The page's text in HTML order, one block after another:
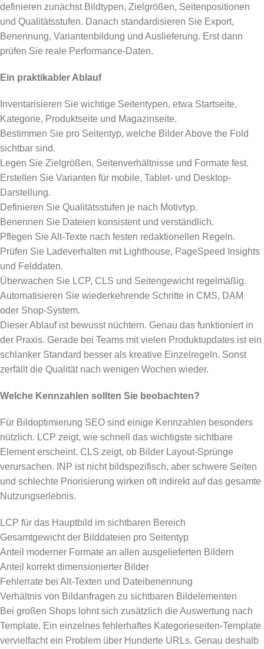
definieren zunächst Bildtypen, Zielgrößen, Seitenpositionen
und Qualitätsstufen. Danach standardisieren Sie Export,
Benennung, Variantenbildung und Auslieferung. Erst dann
prüfen Sie reale Performance-Daten.
Ein praktikabler Ablauf
Inventarisieren Sie wichtige Seitentypen, etwa Startseite,
Kategorie, Produktseite und Magazinseite.
Bestimmen Sie pro Seitentyp, welche Bilder Above the Fold
sichtbar sind.
Legen Sie Zielgrößen, Seitenverhältnisse und Formate fest.
Erstellen Sie Varianten für mobile, Tablet- und Desktop-
Darstellung.
Definieren Sie Qualitätsstufen je nach Motivtyp.
Benennen Sie Dateien konsistent und verständlich.
Pflegen Sie Alt-Texte nach festen redaktionellen Regeln.
Prüfen Sie Ladeverhalten mit Lighthouse, PageSpeed Insights
und Felddaten.
Überwachen Sie LCP, CLS und Seitengewicht regelmäßig.
Automatisieren Sie wiederkehrende Schritte in CMS, DAM
oder Shop-System.
Dieser Ablauf ist bewusst nüchtern. Genau das funktioniert in
der Praxis. Gerade bei Teams mit vielen Produktupdates ist ein
schlanker Standard besser als kreative Einzelregeln. Sonst
zerfällt die Qualität nach wenigen Wochen wieder.
Welche Kennzahlen sollten Sie beobachten?
Für Bildoptimierung SEO sind einige Kennzahlen besonders
nützlich. LCP zeigt, wie schnell das wichtigste sichtbare
Element erscheint. CLS zeigt, ob Bilder Layout-Sprünge
verursachen. INP ist nicht bildspezifisch, aber schwere Seiten
und schlechte Priorisierung wirken oft indirekt auf das gesamte
Nutzungserlebnis.
LCP für das Hauptbild im sichtbaren Bereich
Gesamtgewicht der Bilddateien pro Seitentyp
Anteil moderner Formate an allen ausgelieferten Bildern
Anteil korrekt dimensionierter Bilder
Fehlerrate bei Alt-Texten und Dateibenennung
Verhältnis von Bildanfragen zu sichtbaren Bildelementen
Bei großen Shops lohnt sich zusätzlich die Auswertung nach
Template. Ein einzelnes fehlerhaftes Kategorieseiten-Template
vervielfacht ein Problem über Hunderte URLs. Genau deshalb